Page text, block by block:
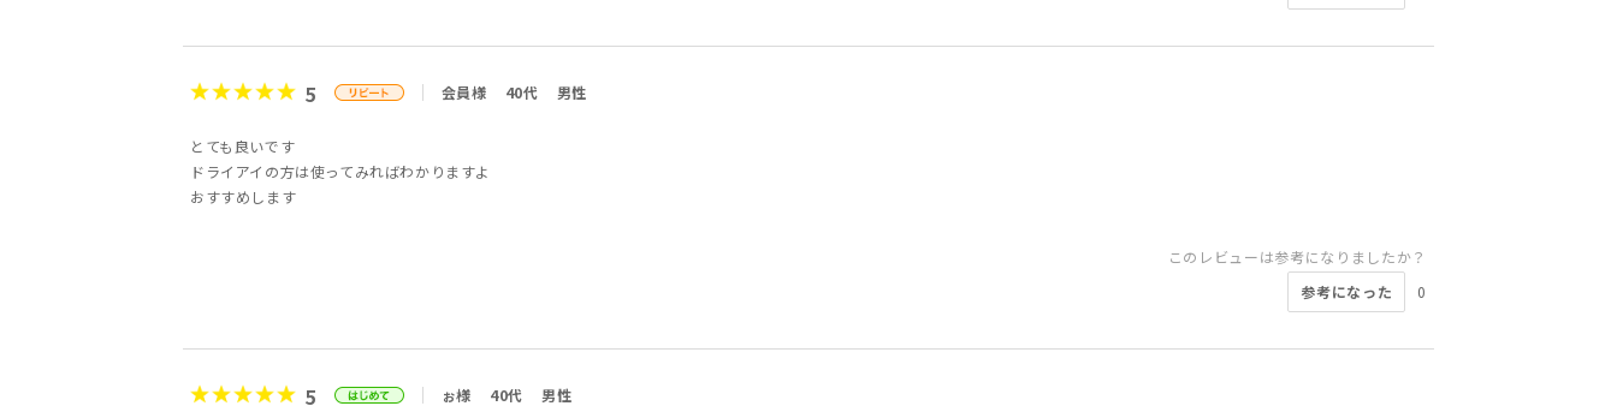
5 会員様 40代 男性
とても良いです
ドライアイの方は使ってみればわかりますよ
おすすめします
このレビューは参考になりましたか？
参考になった
0
5 ぉ様 40代 男性